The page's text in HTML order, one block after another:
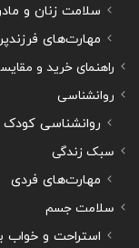
سلامت زنان و
مهارت‌های
راهنمای خرید و
روانشناسی
روانشناسی کودک
سبک زندگی
مهارت‌های فردی
سلامت جسم
استراحت و خواب